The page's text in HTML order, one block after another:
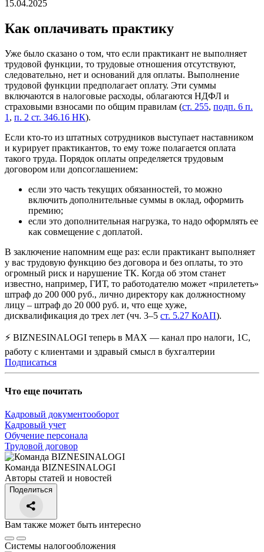
15.04.2025
Как оплачивать практику
Уже было сказано о том, что если практикант не выполняет
трудовой функции, то трудовые отношения отсутствуют,
следовательно, нет и оснований для оплаты. Выполнение
трудовой функции предполагает оплату. Эти суммы
включаются в налоговые расходы, облагаются НДФЛ и
страховыми взносами по общим правилам (ст. 255, подп. 6 п.
1 , п. 2 ст. 346.16 НК).
Если кто-то из штатных сотрудников выступает наставником
и курирует практикантов, то ему тоже полагается оплата
такого труда. Порядок оплаты определяется трудовым
договором или допсоглашением:
если это часть текущих обязанностей, то можно
включить дополнительные суммы в оклад, оформить
премию;
если это дополнительная нагрузка, то надо оформлять ее
как совмещение с доплатой.
В заключение напомним еще раз: если практикант выполняет
у вас трудовую функцию без договора и без оплаты, то это
огромный риск и нарушение ТК. Когда об этом станет
известно, например, ГИТ, то работодателю может «прилететь»
штраф до 200 000 руб., лично директору как должностному
лицу – штраф до 20 000 руб. и, что еще хуже,
дисквалификация до трех лет (чч. 3–5 ст. 5.27 КоАП).
⚡ BIZNESINALOGI теперь в MAX — канал про налоги, 1С,
работу с клиентами и здравый смысл в бухгалтерии
Подписаться
Что еще почитать
Кадровый документооборот
Кадровый учет
Обучение персонала
Трудовой договор
Команда BIZNESINALOGI
Авторы статей и новостей
Поделиться
Вам также может быть интересно
Системы налогообложения